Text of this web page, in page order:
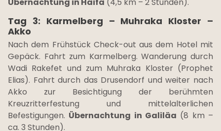
Tag 3: Karmelberg – Muhraka Kloster –
Akko
Nach dem Frühstück Check-out aus dem Hotel mit
Gepäck. Fahrt zum Karmelberg. Wanderung durch
Wadi Rakefet und zum Muhraka Kloster (Prophet
Elias). Fahrt durch das Drusendorf und weiter nach
Akko zur Besichtigung der berühmten
Kreuzritterfestung und mittelalterlichen
Befestigungen. Übernachtung in Galiläa (8 km –
ca. 3 Stunden).